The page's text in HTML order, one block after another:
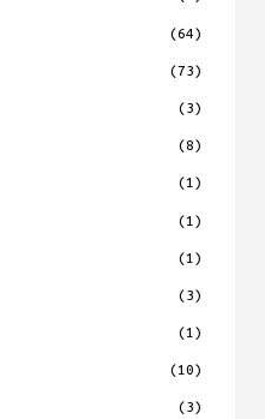
(64)
(73)
(3)
(8)
(1)
(1)
(1)
(3)
(1)
(10)
(3)